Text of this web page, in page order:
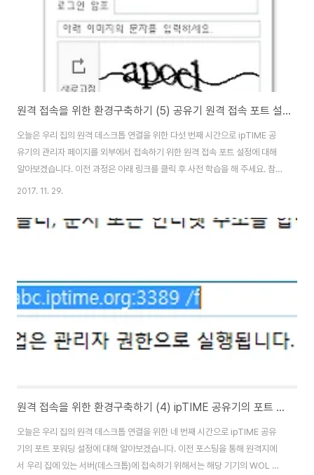
원격 접속을 위한 환경구축하기 (5) 공유기 원격 접속 포트 설정하기
오늘은 우리 집의 원격 데스크톱 연결을 위한 다섯 번째 시간으로 ipTIME 공
유기의 관리자 페이지를 외부에서 접속하기 위한 원격 접속 포트 설정에 대해
알아보겠습니다. 이전 과정은 아래 링크를 클릭 후 사전 학습을 해 주세요. 참고
로 오늘 설명할 공유기의 원격관리를 위한 원격 접속 포트 설정은 보안에 취약
지에 원칙적으로 접속이 불가능합니다. 물론 vpn을 설정하면 vpn을 통해서
있기에 편의를 위해서 공유기..
2017. 11. 29.
원격 접속을 위한 환경구축하기 (4) ipTIME 공유기의 포트 포워딩 설정하기
오늘은 우리 집의 원격 데스크톱 연결을 위한 네 번째 시간으로 ipTIME 공유
기의 포트 포워딩 설정에 대해 알아보겠습니다. 이전 포스팅을 통해 원격지에
서 우리 집에 있는 서버(데스크톱)에 접속하기 위해서는 해당 기기의 WOL 기